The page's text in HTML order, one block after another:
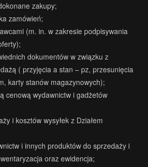
zakupy;
zamówień;
(m. in. w zakresie podpisywania
dokumentów w związku z
( przyjęcia a stan – pz, przesunięcia
karty stanów magazynowych);
cenową wydawnictw i gadżetów
i kosztów wysyłek z Działem
i innych produktów do sprzedaży i
oraz ewidencja;